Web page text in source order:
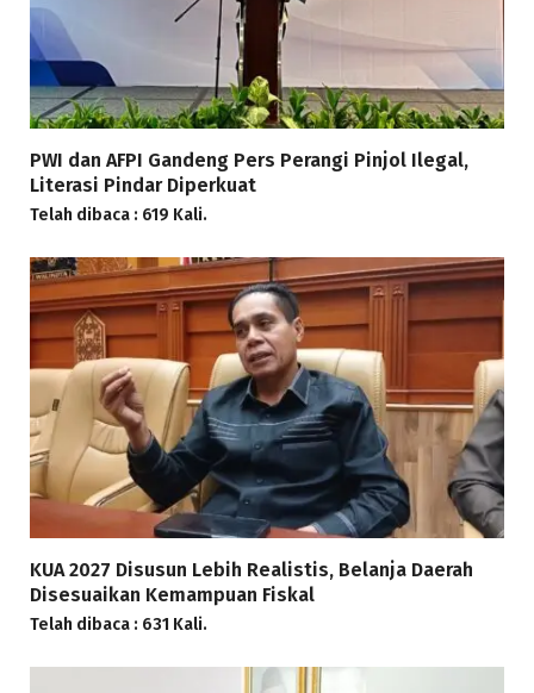
PWI dan AFPI Gandeng Pers Perangi Pinjol Ilegal,
Literasi Pindar Diperkuat
Telah dibaca : 619 Kali.
KUA 2027 Disusun Lebih Realistis, Belanja Daerah
Disesuaikan Kemampuan Fiskal
Telah dibaca : 631 Kali.